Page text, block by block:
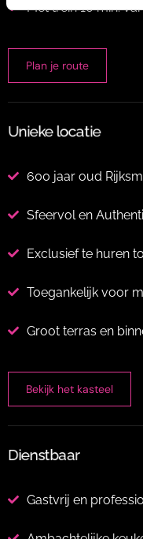
Met trein 10 min.
Plan je route
Unieke locatie
600 jaar oud
Sfeervol en
Exclusief te huren
Toegankelijk voor
Groot terras en
Bekijk het kasteel
Dienstbaar
Gastvrij en